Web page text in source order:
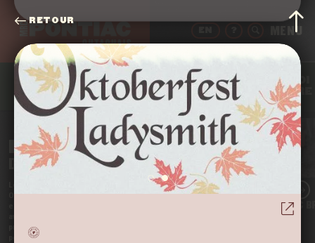
BOIRE MANGER DORMIR
QUOI
FAIRE
BIENVENUE
DANS LE PONTIAC
du Québec, c’est chez nous en
Outaouais. Et on en est fier·ères! Notre région
profiter de la tranquillité de nos vastes espaces
pendant qu’il est encore temps!
POURVOIRIE LAC
RETOUR